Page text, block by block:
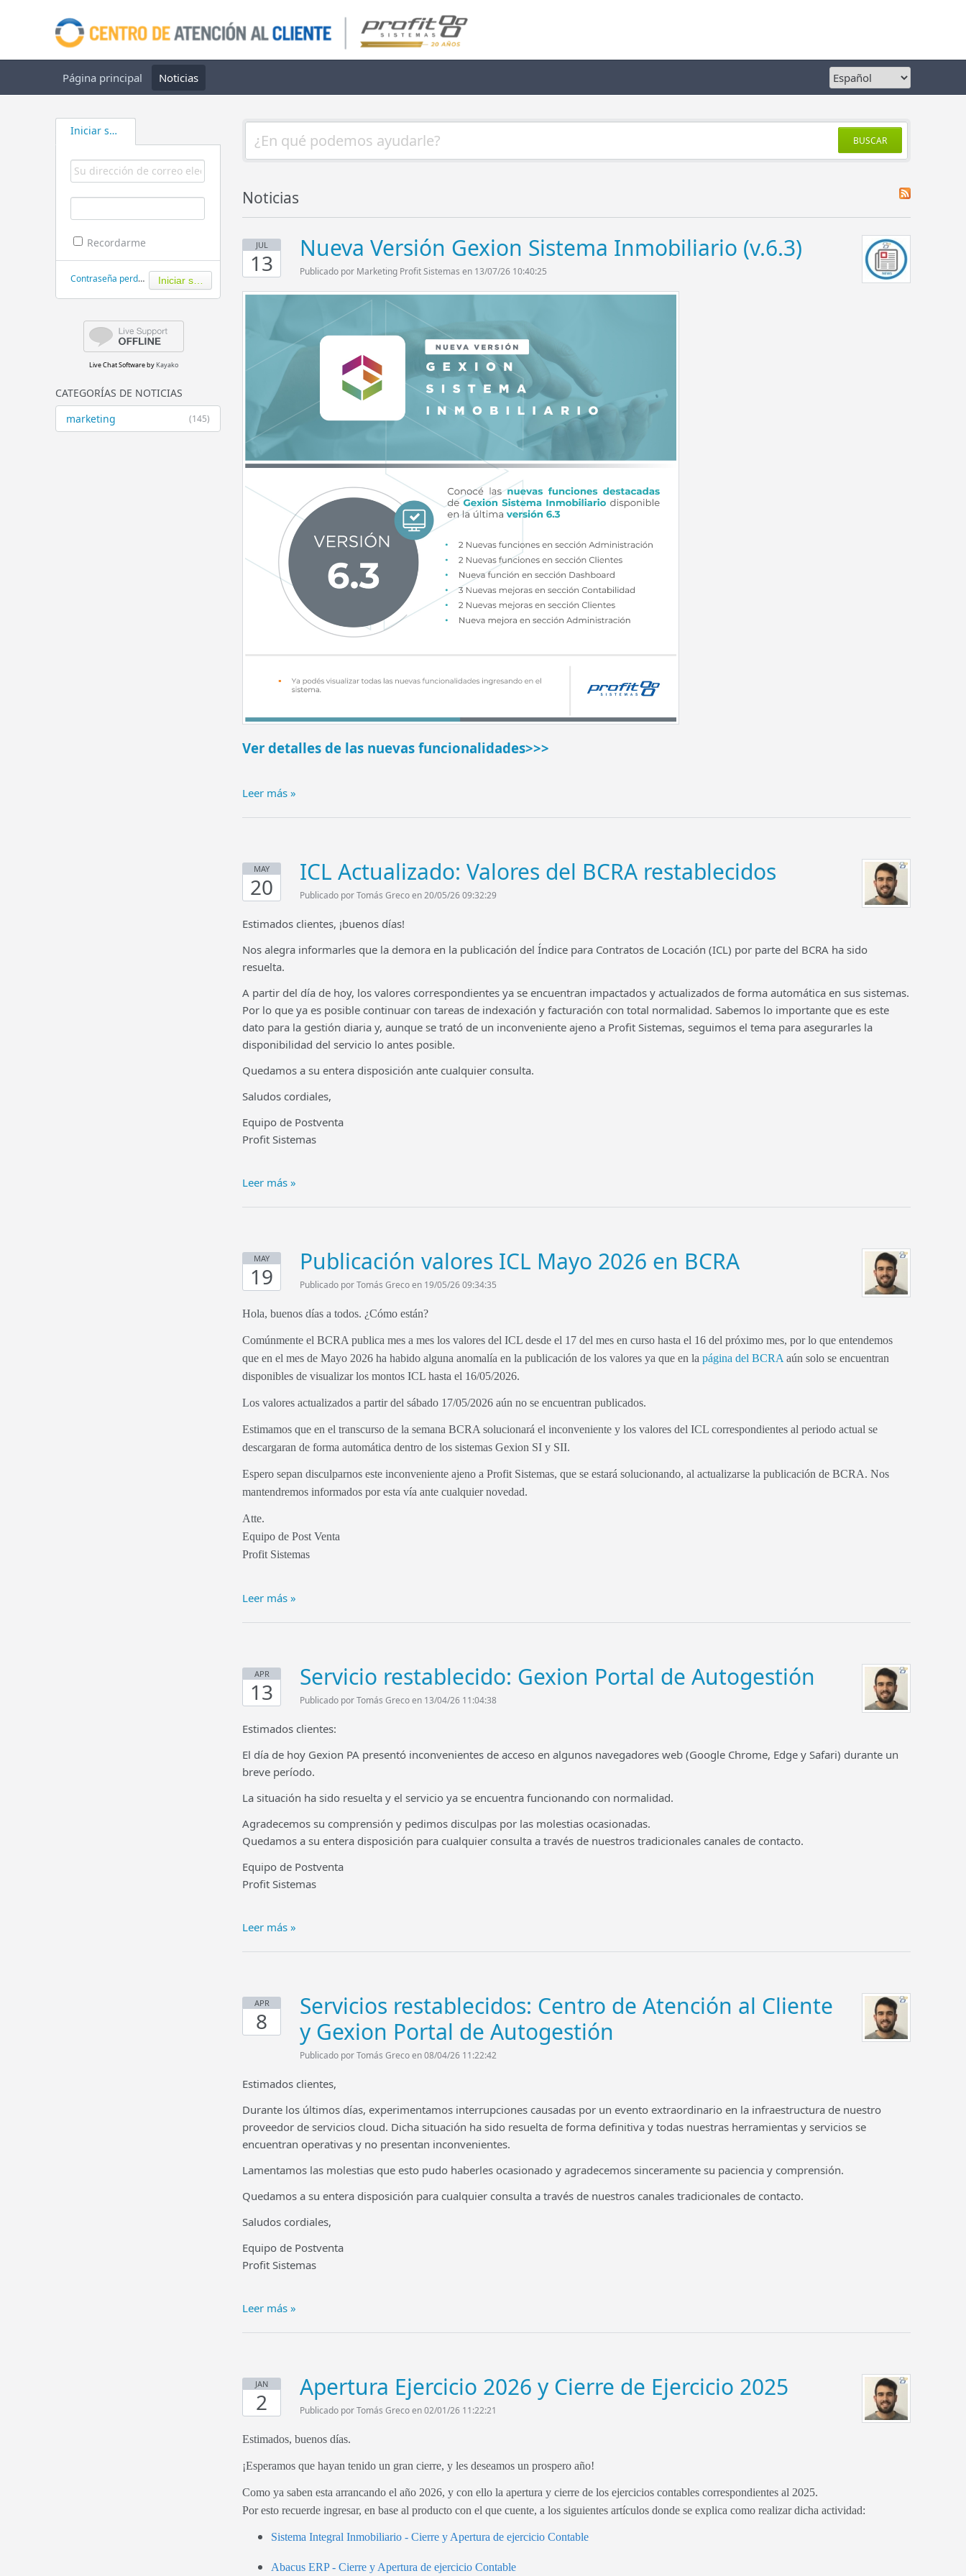
Página principal Noticias
Iniciar sesión
Recordarme
Contraseña perdida
Live Chat Softwareby Kayako
CATEGORÍAS DE NOTICIAS
(145)
marketing
BUSCAR
Noticias
JUL
13
Nueva Versión Gexion Sistema Inmobiliario (v.6.3)
Publicado por Marketing Profit Sistemas en 13/07/26 10:40:25
Ver detalles de las nuevas funcionalidades>>>
Leer más »
MAY
20
ICL Actualizado: Valores del BCRA restablecidos
Publicado por Tomás Greco en 20/05/26 09:32:29
Estimados clientes, ¡buenos días!
Nos alegra informarles que la demora en la publicación del Índice para Contratos de Locación (ICL) por parte del BCRA ha sido
resuelta.
A partir del día de hoy, los valores correspondientes ya se encuentran impactados y actualizados de forma automática en sus sistemas.
Por lo que ya es posible continuar con tareas de indexación y facturación con total normalidad. Sabemos lo importante que es este
dato para la gestión diaria y, aunque se trató de un inconveniente ajeno a Profit Sistemas, seguimos el tema para asegurarles la
disponibilidad del servicio lo antes posible.
Quedamos a su entera disposición ante cualquier consulta.
Saludos cordiales,
Equipo de Postventa
Profit Sistemas
Leer más »
MAY
19
Publicación valores ICL Mayo 2026 en BCRA
Publicado por Tomás Greco en 19/05/26 09:34:35
Hola, buenos días a todos. ¿Cómo están?
Comúnmente el BCRA publica mes a mes los valores del ICL desde el 17 del mes en curso hasta el 16 del próximo mes, por lo que entendemos
que en el mes de Mayo 2026 ha habido alguna anomalía en la publicación de los valores ya que en la página del BCRA aún solo se encuentran
disponibles de visualizar los montos ICL hasta el 16/05/2026.
Los valores actualizados a partir del sábado 17/05/2026 aún no se encuentran publicados.
Estimamos que en el transcurso de la semana BCRA solucionará el inconveniente y los valores del ICL correspondientes al periodo actual se
descargaran de forma automática dentro de los sistemas Gexion SI y SII.
Espero sepan disculparnos este inconveniente ajeno a Profit Sistemas, que se estará solucionando, al actualizarse la publicación de BCRA. Nos
mantendremos informados por esta vía ante cualquier novedad.
Atte.
Equipo de Post Venta
Profit Sistemas
Leer más »
APR
13
Servicio restablecido: Gexion Portal de Autogestión
Publicado por Tomás Greco en 13/04/26 11:04:38
Estimados clientes:
El día de hoy Gexion PA presentó inconvenientes de acceso en algunos navegadores web (Google Chrome, Edge y Safari) durante un
breve período.
La situación ha sido resuelta y el servicio ya se encuentra funcionando con normalidad.
Agradecemos su comprensión y pedimos disculpas por las molestias ocasionadas.
Quedamos a su entera disposición para cualquier consulta a través de nuestros tradicionales canales de contacto.
Equipo de Postventa
Profit Sistemas
Leer más »
APR
8
Servicios restablecidos: Centro de Atención al Cliente
y Gexion Portal de Autogestión
Publicado por Tomás Greco en 08/04/26 11:22:42
Estimados clientes,
Durante los últimos días, experimentamos interrupciones causadas por un evento extraordinario en la infraestructura de nuestro
proveedor de servicios cloud. Dicha situación ha sido resuelta de forma definitiva y todas nuestras herramientas y servicios se
encuentran operativas y no presentan inconvenientes.
Lamentamos las molestias que esto pudo haberles ocasionado y agradecemos sinceramente su paciencia y comprensión.
Quedamos a su entera disposición para cualquier consulta a través de nuestros canales tradicionales de contacto.
Saludos cordiales,
Equipo de Postventa
Profit Sistemas
Leer más »
JAN
2
Apertura Ejercicio 2026 y Cierre de Ejercicio 2025
Publicado por Tomás Greco en 02/01/26 11:22:21
Estimados, buenos días.
¡Esperamos que hayan tenido un gran cierre, y les deseamos un prospero año!
Como ya saben esta arrancando el año 2026, y con ello la apertura y cierre de los ejercicios contables correspondientes al 2025.
Por esto recuerde ingresar, en base al producto con el que cuente, a los siguientes artículos donde se explica como realizar dicha actividad:
Sistema Integral Inmobiliario - Cierre y Apertura de ejercicio Contable
Abacus ERP - Cierre y Apertura de ejercicio Contable